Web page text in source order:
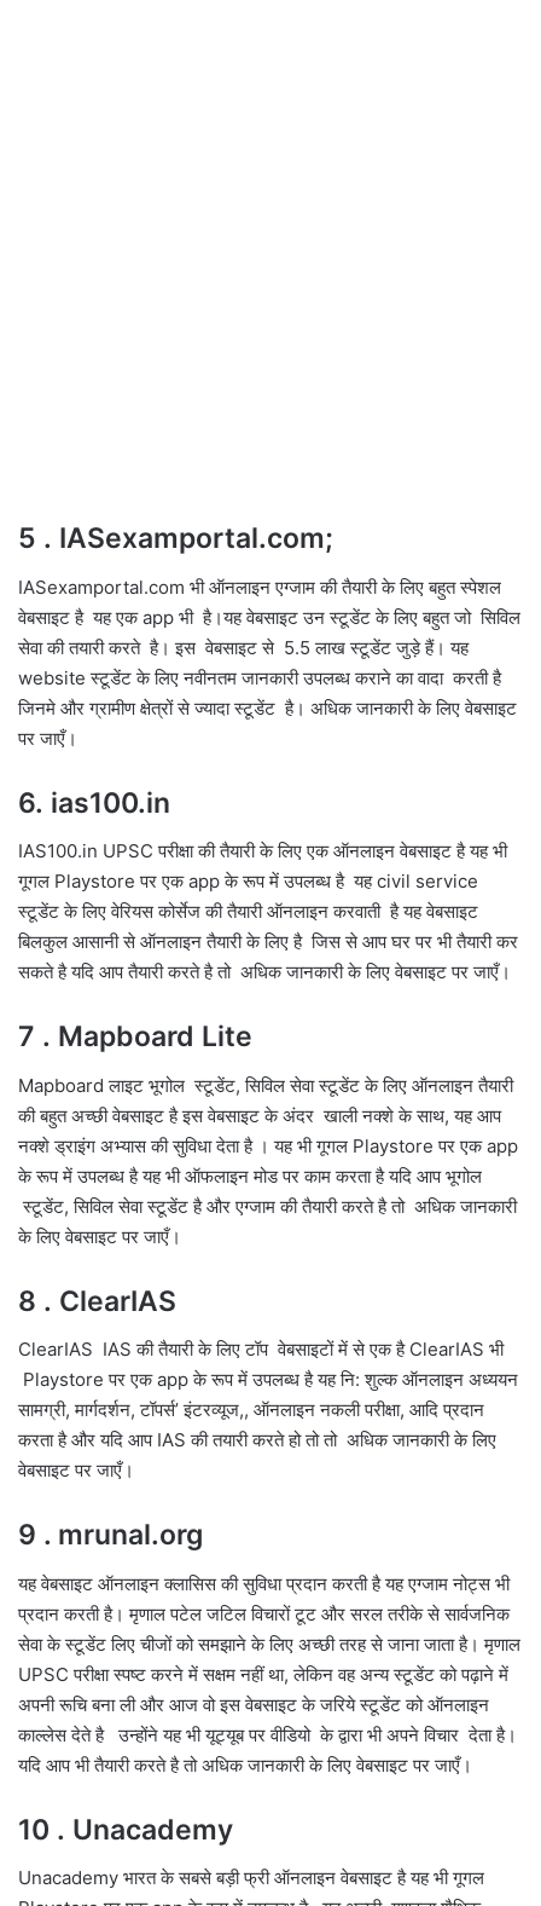
5 . IASexamportal.com;
IASexamportal.com भी ऑनलाइन एग्जाम की तैयारी के लिए बहुत स्पेशल
वेबसाइट है यह एक app भी है।यह वेबसाइट उन स्टूडेंट के लिए बहुत जो सिविल
सेवा की तयारी करते है। इस वेबसाइट से 5.5 लाख स्टूडेंट जुड़े हैं। यह
website स्टूडेंट के लिए नवीनतम जानकारी उपलब्ध कराने का वादा करती है
जिनमे और ग्रामीण क्षेत्रों से ज्यादा स्टूडेंट है। अधिक जानकारी के लिए वेबसाइट
पर जाएँ।
6. ias100.in
IAS100.in UPSC परीक्षा की तैयारी के लिए एक ऑनलाइन वेबसाइट है यह भी
गूगल Playstore पर एक app के रूप में उपलब्ध है यह civil service
स्टूडेंट के लिए वेरियस कोर्सेज की तैयारी ऑनलाइन करवाती है यह वेबसाइट
बिलकुल आसानी से ऑनलाइन तैयारी के लिए है जिस से आप घर पर भी तैयारी कर
सकते है यदि आप तैयारी करते है तो अधिक जानकारी के लिए वेबसाइट पर जाएँ।
7 . Mapboard Lite
Mapboard लाइट भूगोल स्टूडेंट, सिविल सेवा स्टूडेंट के लिए ऑनलाइन तैयारी
की बहुत अच्छी वेबसाइट है इस वेबसाइट के अंदर खाली नक्शे के साथ, यह आप
नक्शे ड्राइंग अभ्यास की सुविधा देता है । यह भी गूगल Playstore पर एक app
के रूप में उपलब्ध है यह भी ऑफलाइन मोड पर काम करता है यदि आप भूगोल
स्टूडेंट, सिविल सेवा स्टूडेंट है और एग्जाम की तैयारी करते है तो अधिक जानकारी
के लिए वेबसाइट पर जाएँ।
8 . ClearIAS
ClearIAS IAS की तैयारी के लिए टॉप वेबसाइटों में से एक है ClearIAS भी
Playstore पर एक app के रूप में उपलब्ध है यह नि: शुल्क ऑनलाइन अध्ययन
सामग्री, मार्गदर्शन, टॉपर्स’ इंटरव्यूज,, ऑनलाइन नकली परीक्षा, आदि प्रदान
करता है और यदि आप IAS की तयारी करते हो तो तो अधिक जानकारी के लिए
वेबसाइट पर जाएँ।
9 . mrunal.org
यह वेबसाइट ऑनलाइन क्लासिस की सुविधा प्रदान करती है यह एग्जाम नोट्स भी
प्रदान करती है। मृणाल पटेल जटिल विचारों टूट और सरल तरीके से सार्वजनिक
सेवा के स्टूडेंट लिए चीजों को समझाने के लिए अच्छी तरह से जाना जाता है। मृणाल
UPSC परीक्षा स्पष्ट करने में सक्षम नहीं था, लेकिन वह अन्य स्टूडेंट को पढ़ाने में
अपनी रूचि बना ली और आज वो इस वेबसाइट के जरिये स्टूडेंट को ऑनलाइन
काल्लेस देते है उन्होंने यह भी यूट्यूब पर वीडियो के द्वारा भी अपने विचार देता है।
यदि आप भी तैयारी करते है तो अधिक जानकारी के लिए वेबसाइट पर जाएँ।
10 . Unacademy
Unacademy भारत के सबसे बड़ी फ्री ऑनलाइन वेबसाइट है यह भी गूगल